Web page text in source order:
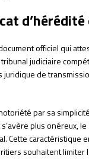
officiel qui
judiciaire
juridique de
par sa
plus onéreux, le
Cette caractéristique
souhaitent limiter